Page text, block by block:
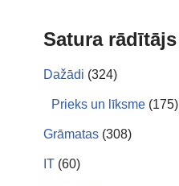
Satura rādītājs
Dažādi (324)
Prieks un līksme (175)
Grāmatas (308)
IT (60)